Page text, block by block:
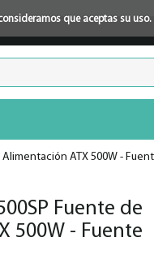
que aceptas su
Alimentación ATX 500W -
Fuente de
500W - Fuente